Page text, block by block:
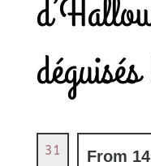
31 From